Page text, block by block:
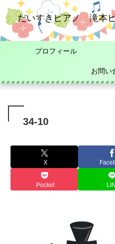
だいすきピアノ 滝本
プロフィール
お問い
34-10
X
Pocket